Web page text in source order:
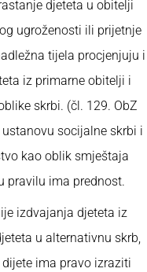
djeteta u obitelji
ugroženosti ili prijetnje
tijela procjenjuju i
iz primarne obitelji i
skrbi. (čl. 129. ObZ
socijalne skrbi i
kao oblik smještaja
pravilu ima prednost.
izdvajanja djeteta iz
u alternativnu skrb,
ima pravo izraziti